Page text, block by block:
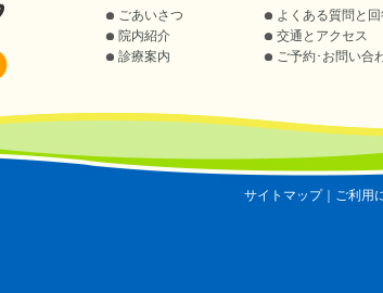
ごあいさつ
院内紹介
診療案内
よくある質問と
交通とアクセス
ご予約･お問い合
サイトマップ｜ ご利用